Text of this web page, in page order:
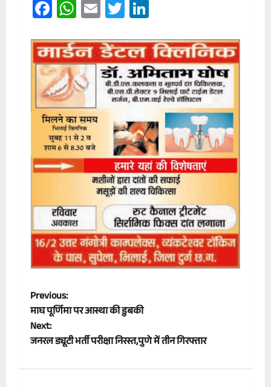
Facebook
WhatsApp
EmailTwitter
P
o
s
Previous:
माघ पूर्णिमा पर आस्था की डुबकी
Next:
जनरल ड्यूटी भर्ती परीक्षा निरस्त,पुणे में तीन गिरफ्तार